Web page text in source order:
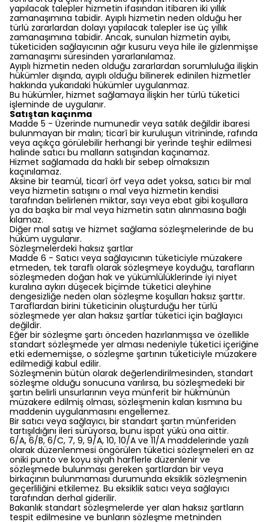
yapılacak talepler hizmetin ifasından itibaren iki yıllık
zamanaşımına tabidir. Ayıplı hizmetin neden olduğu her
türlü zararlardan dolayı yapılacak talepler ise üç yıllık
zamanaşımına tabidir. Ancak, sunulan hizmetin ayıbı,
tüketiciden sağlayıcının ağır kusuru veya hile ile gizlenmişse
zamanaşımı süresinden yararlanılamaz.
Ayıplı hizmetin neden olduğu zararlardan sorumluluğa ilişkin
hükümler dışında, ayıplı olduğu bilinerek edinilen hizmetler
hakkında yukarıdaki hükümler uygulanmaz.
Bu hükümler, hizmet sağlamaya ilişkin her türlü tüketici
işleminde de uygulanır.
Satıştan kaçınma
Madde 5 - Üzerinde numunedir veya satılık değildir ibaresi
bulunmayan bir malın; ticarî bir kuruluşun vitrininde, rafında
veya açıkça görülebilir herhangi bir yerinde teşhir edilmesi
halinde satıcı bu malların satışından kaçınamaz.
Hizmet sağlamada da haklı bir sebep olmaksızın
kaçınılamaz.
Aksine bir teamül, ticarî örf veya adet yoksa, satıcı bir mal
veya hizmetin satışını o mal veya hizmetin kendisi
tarafından belirlenen miktar, sayı veya ebat gibi koşullara
ya da başka bir mal veya hizmetin satın alınmasına bağlı
kılamaz.
Diğer mal satışı ve hizmet sağlama sözleşmelerinde de bu
hüküm uygulanır.
Sözleşmelerdeki haksız şartlar
Madde 6 - Satıcı veya sağlayıcının tüketiciyle müzakere
etmeden, tek taraflı olarak sözleşmeye koyduğu, tarafların
sözleşmeden doğan hak ve yükümlülüklerinde iyi niyet
kuralına aykırı düşecek biçimde tüketici aleyhine
dengesizliğe neden olan sözleşme koşulları haksız şarttır.
Taraflardan birini tüketicinin oluşturduğu her türlü
sözleşmede yer alan haksız şartlar tüketici için bağlayıcı
değildir.
Eğer bir sözleşme şartı önceden hazırlanmışsa ve özellikle
standart sözleşmede yer alması nedeniyle tüketici içeriğine
etki edememişse, o sözleşme şartının tüketiciyle müzakere
edilmediği kabul edilir.
Sözleşmenin bütün olarak değerlendirilmesinden, standart
sözleşme olduğu sonucuna varılırsa, bu sözleşmedeki bir
şartın belirli unsurlarının veya münferit bir hükmünün
müzakere edilmiş olması, sözleşmenin kalan kısmına bu
maddenin uygulanmasını engellemez.
Bir satıcı veya sağlayıcı, bir standart şartın münferiden
tartışıldığını ileri sürüyorsa, bunu ispat yükü ona aittir.
6/A, 6/B, 6/C, 7, 9, 9/A, 10, 10/A ve 11/A maddelerinde yazılı
olarak düzenlenmesi öngörülen tüketici sözleşmeleri en az
oniki punto ve koyu siyah harflerle düzenlenir ve
sözleşmede bulunması gereken şartlardan bir veya
birkaçının bulunmaması durumunda eksiklik sözleşmenin
geçerliliğini etkilemez. Bu eksiklik satıcı veya sağlayıcı
tarafından derhal giderilir.
Bakanlık standart sözleşmelerde yer alan haksız şartların
tespit edilmesine ve bunların sözleşme metninden